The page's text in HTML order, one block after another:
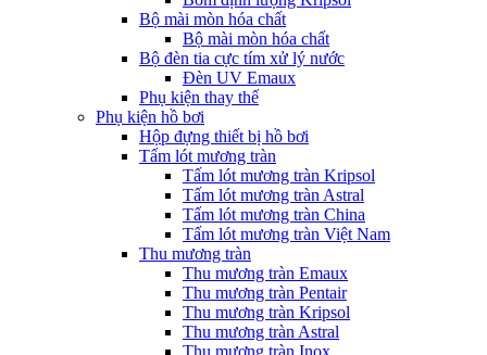
Bộ mài mòn hóa chất
Bộ mài mòn hóa chất
Bộ đèn tia cực tím xử lý nước
Đèn UV Emaux
Phụ kiện thay thế
Phụ kiện hồ bơi
Hộp đựng thiết bị hồ bơi
Tấm lót mương tràn
Tấm lót mương tràn Kripsol
Tấm lót mương tràn Astral
Tấm lót mương tràn China
Tấm lót mương tràn Việt Nam
Thu mương tràn
Thu mương tràn Emaux
Thu mương tràn Pentair
Thu mương tràn Kripsol
Thu mương tràn Astral
Thu mương tràn Inox